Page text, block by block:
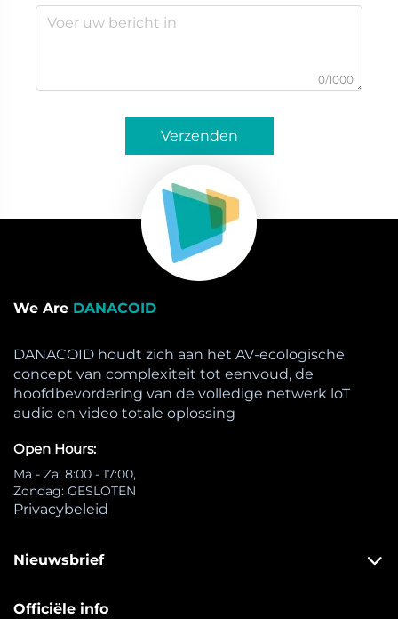
0/1000
Verzenden
We Are DANACOID
DANACOID houdt zich aan het AV-ecologische
concept van complexiteit tot eenvoud, de
hoofdbevordering van de volledige netwerk loT
audio en video totale oplossing
Open Hours:
Ma - Za: 8:00 - 17:00,
Zondag: GESLOTEN
Privacybeleid
Nieuwsbrief
Officiële info